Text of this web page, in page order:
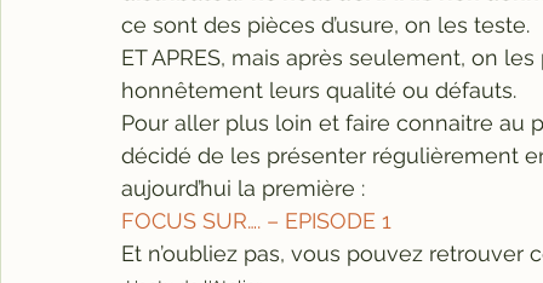
ce sont des pièces d’usure, on les teste.
ET APRES, mais après seulement, on
honnêtement leurs qualité ou défauts.
Pour aller plus loin et faire connaitre au
décidé de les présenter régulièrement
aujourd’hui la première :
FOCUS SUR…. – EPISODE 1
Et n’oubliez pas, vous pouvez retrouver